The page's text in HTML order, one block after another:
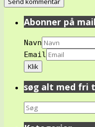
Abonner på
Navn
Email
søg alt med fri
Search
for: